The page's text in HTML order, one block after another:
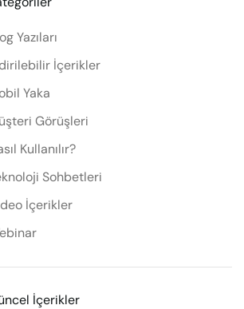
Yazıları
İçerikler
Yaka
Görüşleri
Kullanılır?
Sohbetleri
İçerikler
İçerikler